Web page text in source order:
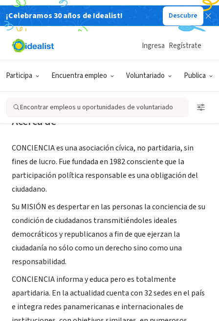
¡Celebramos 30 años de Idealist! Descubre
Participa Encuentra empleo Voluntariado Publica
Ingresa Regístrate
Encontrar empleos u oportunidades de voluntariado
ORGANIZACIÓN SIN FIN DE LUCRO
Asociación Conciencia
Acerca de
CONCIENCIA es una asociación cívica, no partidaria, sin
fines de lucro. Fue fundada en 1982 consciente que la
participación política responsable es una obligación del
ciudadano.
Su MISIÓN es despertar en las personas la conciencia de su
condición de ciudadanos transmitiéndoles ideales
democráticos y republicanos a fin de que ejerzan la
ciudadanía no sólo como un derecho sino como una
responsabilidad.
CONCIENCIA informa y educa pero es totalmente
apartidaria. En la actualidad cuenta con 32 sedes en el país
e integra redes panamericanas e internacionales de